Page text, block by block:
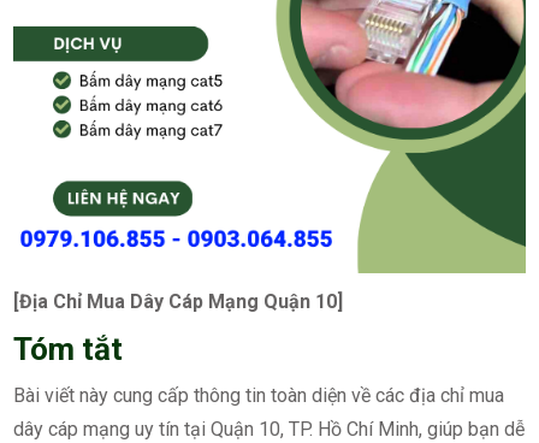
[Địa Chỉ Mua Dây Cáp Mạng Quận 10]
Tóm tắt
Bài viết này cung cấp thông tin toàn diện về các địa chỉ mua
dây cáp mạng uy tín tại Quận 10, TP. Hồ Chí Minh, giúp bạn dễ